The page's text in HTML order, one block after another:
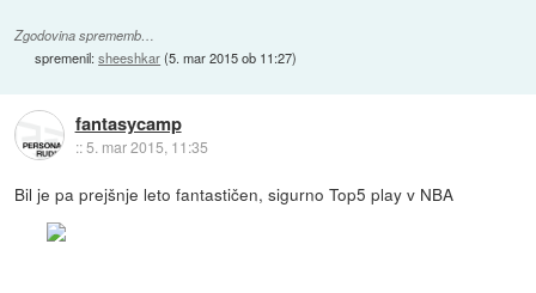
Zgodovina sprememb…
spremenil:sheeshkar(5. mar 2015 ob 11:27)
fantasycamp
::5. mar 2015, 11:35
Bil je pa prejšnje leto fantastičen, sigurno Top5 play v NBA